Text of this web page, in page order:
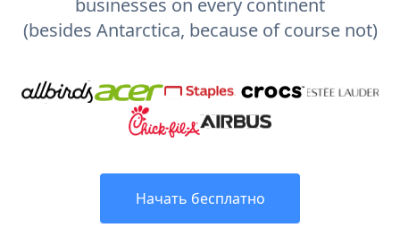
(besides Antarctica, because of course not)
Начать бесплатно